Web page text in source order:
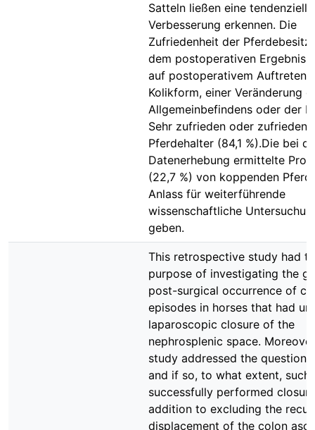
Satteln ließen eine tendenzielle
Verbesserung erkennen. Die
Zufriedenheit der
dem postoperativen Ergebnis
auf postoperativem Auftreten
Kolikform, einer Veränderung
Allgemeinbefindens oder der
Sehr zufrieden oder zufrieden
Pferdehalter (84,1 %).Die bei
Datenerhebung ermittelte
(22,7 %) von koppenden
Anlass für weiterführende
wissenschaftliche
geben.
This retrospective study had
purpose of investigating the
post-surgical occurrence of
episodes in horses that had
laparoscopic closure of the
nephrosplenic space.
study addressed the question
and if so, to what extent, such
successfully performed
addition to excluding the
displacement of the colon